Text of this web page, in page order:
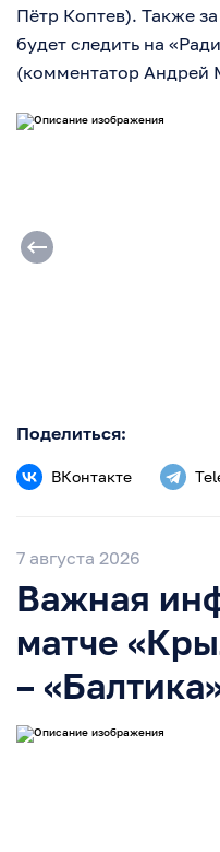
Пётр Коптев). Также
будет следить на
(комментатор Андрей
Поделиться:
ВКонтакте
7 августа 2026
Важная
матче
–